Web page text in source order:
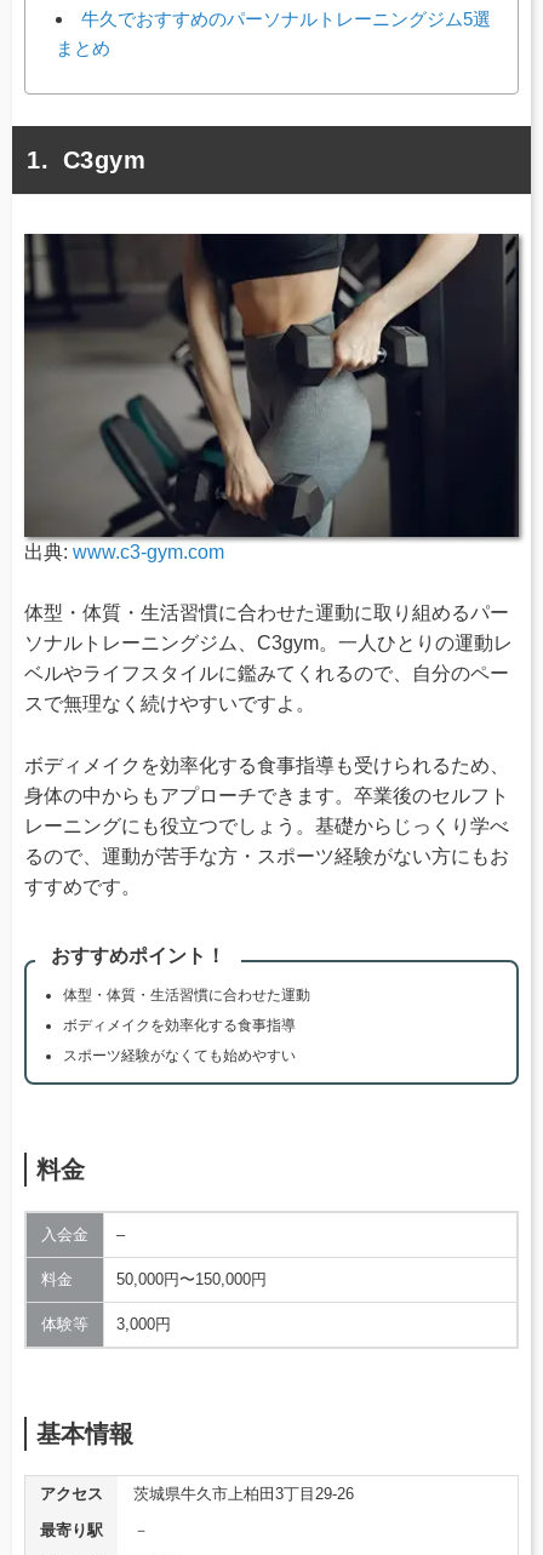
牛久でおすすめのパーソナルトレーニングジム5選
まとめ
C3gym
出典: www.c3-gym.com
体型・体質・生活習慣に合わせた運動に取り組めるパー
ソナルトレーニングジム、C3gym。一人ひとりの運動レ
ベルやライフスタイルに鑑みてくれるので、自分のペー
スで無理なく続けやすいですよ。
ボディメイクを効率化する食事指導も受けられるため、
身体の中からもアプローチできます。卒業後のセルフト
レーニングにも役立つでしょう。基礎からじっくり学べ
るので、運動が苦手な方・スポーツ経験がない方にもお
すすめです。
おすすめポイント！
体型・体質・生活習慣に合わせた運動
ボディメイクを効率化する食事指導
スポーツ経験がなくても始めやすい
料金
入会金 –
料金 50,000円〜150,000円
体験等 3,000円
基本情報
アクセス
茨城県牛久市上柏田3丁目29-26
最寄り駅
－